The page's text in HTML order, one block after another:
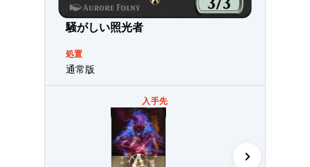
騒がしい照光者
処置
通常版
入手先